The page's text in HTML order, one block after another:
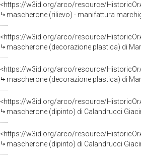
<https://w3id.org/arco/resource/
mascherone (rilievo) - manifattura
<https://w3id.org/arco/resource/
mascherone (decorazione plastica) di
<https://w3id.org/arco/resource/
mascherone (decorazione plastica) di
<https://w3id.org/arco/resource/
mascherone (dipinto) di Calandrucci
<https://w3id.org/arco/resource/
mascherone (dipinto) di Calandrucci